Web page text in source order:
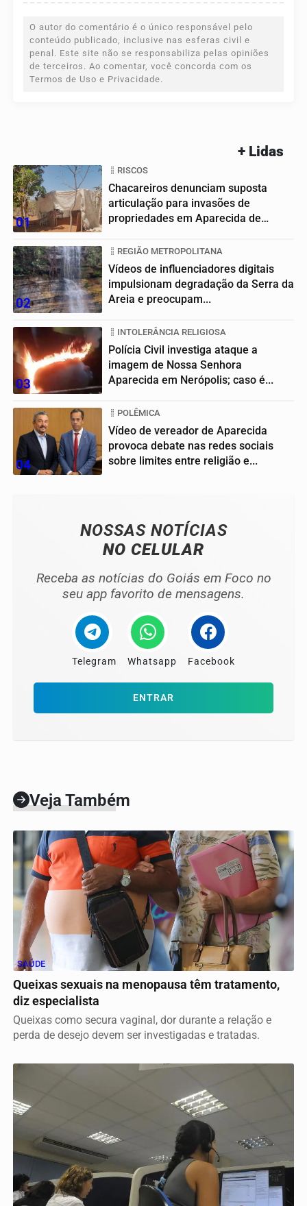
O autor do comentário é o único responsável pelo
conteúdo publicado, inclusive nas esferas civil e
penal. Este site não se responsabiliza pelas opiniões
de terceiros. Ao comentar, você concorda com os
Termos de Uso e Privacidade.
+ Lidas
01
RISCOS
Chacareiros denunciam suposta
articulação para invasões de
propriedades em Aparecida de
02
REGIÃO METROPOLITANA
Vídeos de influenciadores digitais
impulsionam degradação da Serra da
Areia e preocupam...
03
INTOLERÂNCIA RELIGIOSA
Polícia Civil investiga ataque a
imagem de Nossa Senhora
Aparecida em Nerópolis; caso é...
04
POLÊMICA
Vídeo de vereador de Aparecida
provoca debate nas redes sociais
sobre limites entre religião e...
NOSSAS NOTÍCIAS
NO CELULAR
Receba as notícias do Goiás em Foco no
seu app favorito de mensagens.
Telegram Whatsapp Facebook
ENTRAR
Veja Também
SAÚDE
Queixas sexuais na menopausa têm tratamento,
diz especialista
Queixas como secura vaginal, dor durante a relação e
perda de desejo devem ser investigadas e tratadas.